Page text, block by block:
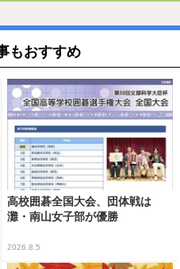
もおすすめ
高校囲碁全国大会、団体戦は
灘・南山女子部が優勝
2026.8.5